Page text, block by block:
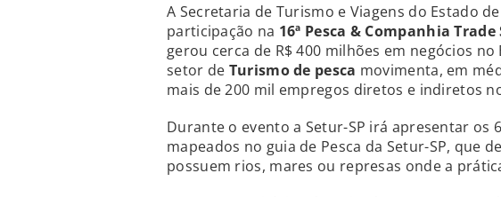
A Secretaria de Turismo e Viagens do Estado
participação na 16ª Pesca & Companhia Trade
gerou cerca de R$ 400 milhões em negócios no
setor de Turismo de pesca movimenta, em
mais de 200 mil empregos diretos e indiretos
Durante o evento a Setur-SP irá apresentar os
mapeados no guia de Pesca da Setur-SP, que
possuem rios, mares ou represas onde a